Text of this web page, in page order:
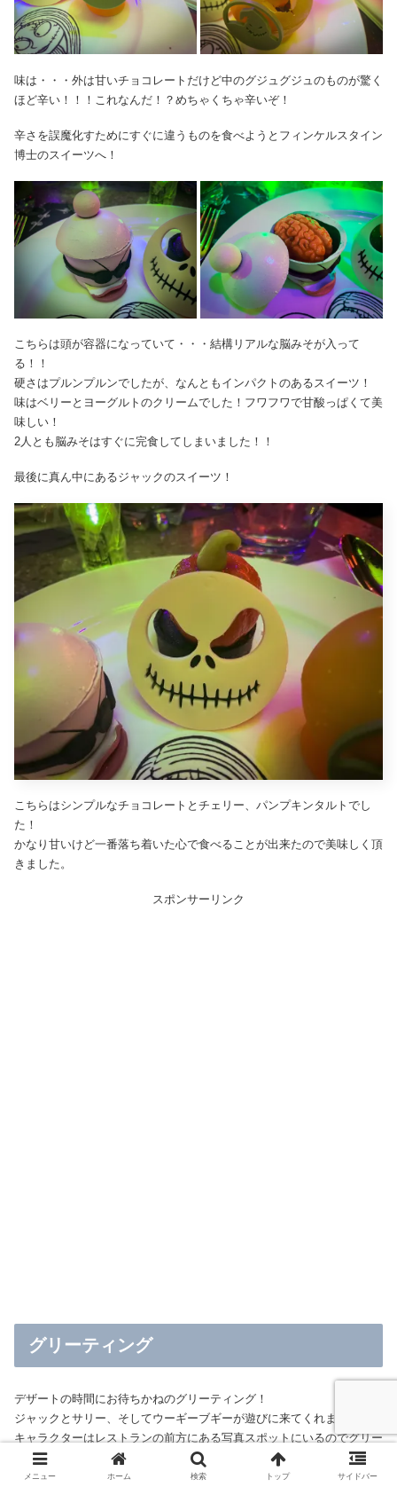
味は・・・外は甘いチョコレートだけど中のグジュグジュのものが驚く
ほど辛い！！！これなんだ！？めちゃくちゃ辛いぞ！
辛さを誤魔化すためにすぐに違うものを食べようとフィンケルスタイン
博士のスイーツへ！
こちらは頭が容器になっていて・・・結構リアルな脳みそが入って
る！！
硬さはプルンプルンでしたが、なんともインパクトのあるスイーツ！
味はベリーとヨーグルトのクリームでした！フワフワで甘酸っぱくて美
味しい！
2人とも脳みそはすぐに完食してしまいました！！
最後に真ん中にあるジャックのスイーツ！
こちらはシンプルなチョコレートとチェリー、パンプキンタルトでし
た！
かなり甘いけど一番落ち着いた心で食べることが出来たので美味しく頂
きました。
スポンサーリンク
グリーティング
デザートの時間にお待ちかねのグリーティング！
ジャックとサリー、そしてウーギーブギーが遊びに来てくれました。
キャラクターはレストランの前方にある写真スポットにいるのでグリー
ティングカードを持って会いに行きます。
メニュー ホーム 検索 トップ サイドバー